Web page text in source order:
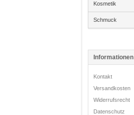
Kosmetik
Schmuck
Informationen
Kontakt
Versandkosten
Widerrufsrecht
Datenschutz